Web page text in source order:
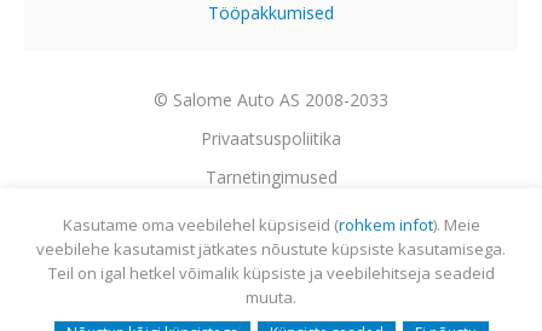
Tööpakkumised
© Salome Auto AS 2008-2033
Privaatsuspoliitika
Tarnetingimused
Garantii
Utiliseerimine
Sisukaart
Kasutame oma veebilehel küpsiseid (rohkem infot). Meie
veebilehe kasutamist jätkates nõustute küpsiste kasutamisega.
Teil on igal hetkel võimalik küpsiste ja veebilehitseja seadeid
muuta.